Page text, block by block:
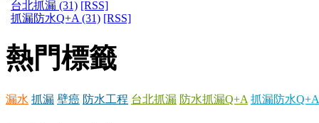
台北抓漏 (31) [RSS]
抓漏防水Q+A (31) [RSS]
熱門標籤
漏水 抓漏 壁癌 防水工程 台北抓漏 防水抓漏Q+A 抓漏防水Q+A